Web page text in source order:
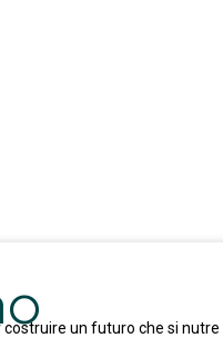
un futuro che si